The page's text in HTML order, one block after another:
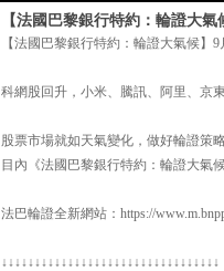
【法國巴黎銀行特約：輪證大
【法國巴黎銀行特約：輪證大氣候】
科網股回升，小米、騰訊、阿里、京
股票市場就如天氣變化，做好輪證策
目內《法國巴黎銀行特約：輪證大氣
法巴輪證全新網站：https://
↓↓↓↓↓↓↓↓↓↓↓↓↓↓↓↓↓↓↓↓↓↓↓↓↓↓↓↓↓↓↓↓↓